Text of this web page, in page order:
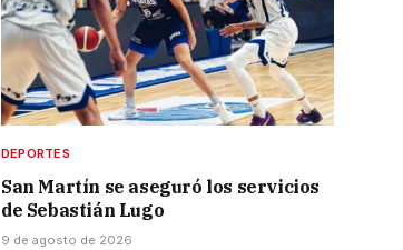
DEPORTES
San Martín se aseguró los servicios
de Sebastián Lugo
9 de agosto de 2026